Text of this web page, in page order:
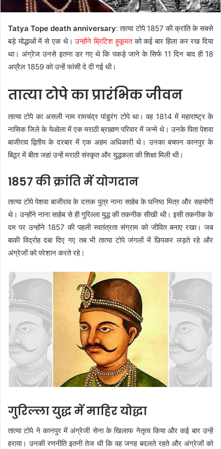
Tatya Tope death anniversary: तात्या टोपे 1857 की क्रांति के सबसे
बड़े योद्धाओं में से एक थे।उन्होंने ब्रिटिश हुकूमतको कई बार हिला कर रख दिया
था। अंग्रेज उनसे इतना डर गए थे कि पकड़े जाने के सिर्फ 11 दिन बाद ही 18
अप्रैल 1859 को उन्हें फांसी दे दी गई थी।
तात्या टोपे का प्रारंभिक जीवन
तात्या टोपे का असली नाम रामचंद्र पांडुरंग टोपे था। वह 1814 में महाराष्ट्र के
नासिक जिले के येओला में एक मराठी ब्राह्मण परिवार में जन्मे थे। उनके पिता पेशवा
बाजीराव द्वितीय के दरबार में एक अहम अधिकारी थे। उनका बचपन कानपुर के
बिठूर में बीता जहां उन्हें मराठी संस्कृत और युद्धकला की शिक्षा मिली थी।
1857 की क्रांति में योगदान
तात्या टोपे पेशवा बाजीराव के दत्तक पुत्र नाना साहेब के घनिष्ठ मित्र और सहयोगी
थे। उन्होंने नाना साहेब से ही गुरिल्ला युद्ध की तकनीक सीखी थी। इसी तकनीक के
दम पर उन्होंने 1857 की पहली स्वतंत्रता संग्राम को जीवित बनाए रखा। जब
बाकी विद्रोह दबा दिए गए तब भी तात्या टोपे जंगलों में छिपकर लड़ते रहे और
अंग्रेजों को परेशान करते रहे।
गुरिल्ला युद्ध में माहिर योद्धा
तात्या टोपे ने कानपुर में अंग्रेजी सेना के खिलाफ नेतृत्व किया और कई बार उन्हें
हराया। उनकी रणनीति इतनी तेज थी कि वह जगह बदलते रहते और अंग्रेजों को